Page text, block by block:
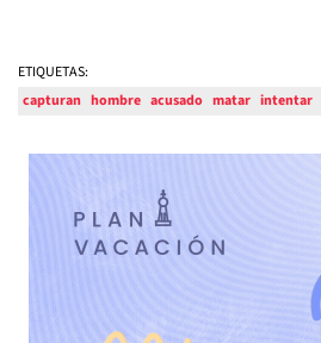
ETIQUETAS:
capturan hombre acusado matar intentar